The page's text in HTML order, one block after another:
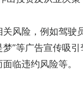
风险，例如驾驶
”等广告宣传吸
临违约风险等。